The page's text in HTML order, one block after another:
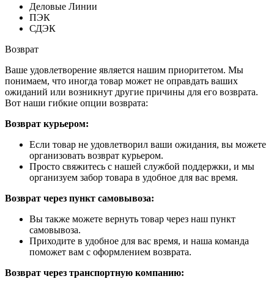
Деловые Линии
ПЭК
СДЭК
Возврат
Ваше удовлетворение является нашим приоритетом. Мы
понимаем, что иногда товар может не оправдать ваших
ожиданий или возникнут другие причины для его возврата.
Вот наши гибкие опции возврата:
Возврат курьером:
Если товар не удовлетворил ваши ожидания, вы можете
организовать возврат курьером.
Просто свяжитесь с нашей службой поддержки, и мы
организуем забор товара в удобное для вас время.
Возврат через пункт самовывоза:
Вы также можете вернуть товар через наш пункт
самовывоза.
Приходите в удобное для вас время, и наша команда
поможет вам с оформлением возврата.
Возврат через транспортную компанию: